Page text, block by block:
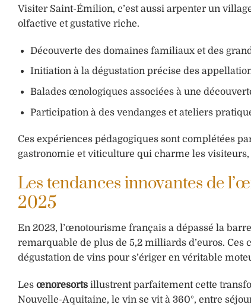
Visiter Saint-Émilion, c’est aussi arpenter un
olfactive et gustative riche.
Découverte des domaines familiaux et des
Initiation à la dégustation précise des
Balades œnologiques associées à une
Participation à des vendanges et ateliers
Ces expériences pédagogiques sont complétées
gastronomie et viticulture qui charme les
Les tendances innovantes de
2025
En 2023, l’œnotourisme français a dépassé la
remarquable de plus de 5,2 milliards d’euros.
dégustation de vins pour s’ériger en véritable
Les œnoresorts illustrent parfaitement cette
Nouvelle-Aquitaine, le vin se vit à 360°, entre